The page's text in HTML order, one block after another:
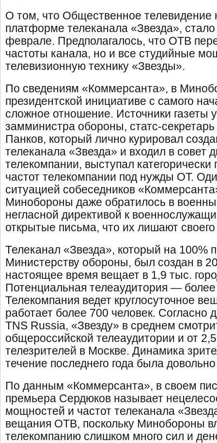
О том, что Общественное телевидение
платформе телеканала «Звезда»,
феврале. Предполагалось, что ОТВ
частоты канала, но и все студийные
телевизионную технику «Звезды».
По сведениям «Коммерсанта», в
президентской инициативе с самого
сложное отношение. Источники газеты
замминистра обороны, статс-
Панков, который лично курировал
телеканала «Звезда» и входил в совет
телекомпании, выступал категорически
частот телекомпании под нужды ОТ.
ситуацией собеседников
Минобороны даже обратилось в
негласной директивой к
открытые письма, что их лишают
Телеканал «Звезда», который на 100%
Министерству обороны, был создан в
настоящее время вещает в 1,9 тыс.
Потенциальная телеаудитория —
Телекомпания ведет круглосуточное
работает более 700 человек. Согласно
TNS Russia, «Звезду» в среднем
общероссийской телеаудитории и от
телезрителей в Москве. Динамика
течение последнего года была
По данным «Коммерсанта», в своем
премьера Сердюков называет
мощностей и частот телеканала
вещания ОТВ, поскольку Минобороны
телекомпанию слишком много сил и